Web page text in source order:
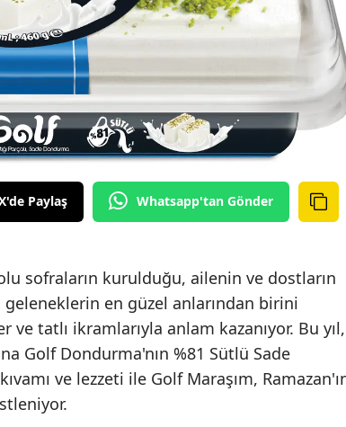
Paylaş Whatsapp'tan Gönder
sofraların kurulduğu, ailenin ve dostların
en güzel anlarından birini
tatlı ikramlarıyla anlam kazanıyor. Bu yıl,
Golf Dondurma'nın %81 Sütlü Sade
ve lezzeti ile Golf Maraşım,